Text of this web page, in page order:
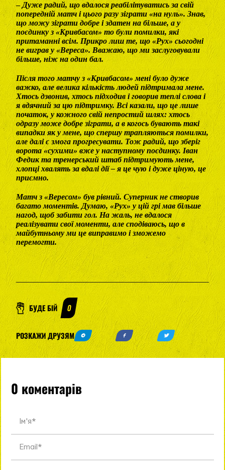
–Дуже радий, що вдалося реабілітуватись за свій
попередній матч і цього разу зіграти «на нуль». Знав,
що можу зіграти добре і здатен на більше, а у
поєдинку з «Кривбасом» то були помилки, які
притаманні всім. Прикро лиш те, що «Рух» сьогодні
не виграв у «Вереса». Вважаю, що ми заслуговували
більше, ніж на один бал.
Після того матчу з «Кривбасом» мені було дуже
важко, але велика кількість людей підтримала мене.
Хтось дзвонив, хтось підходив і говорив теплі слова і
я вдячний за цю підтримку. Всі казали, що це лише
початок, у кожного свій непростий шлях: хтось
одразу може добре зіграти, а в когось бувають такі
випадки як у мене, що спершу трапляються помилки,
але далі є змога прогресувати. Тож радий, що зберіг
ворота «сухими» вже у наступному поєдинку. Іван
Федик та тренерський штаб підтримують мене,
хлопці хвалять за вдалі дії – я це чую і дуже ціную, це
приємно.
Матч з «Вересом» був рівний. Суперник не створив
багато моментів. Думаю, «Рух» у цій грі мав більше
нагод, щоб забити гол. На жаль, не вдалося
реалізувати свої моменти, але сподіваюсь, що в
майбутньому ми це виправимо і зможемо
перемогти.
БУДЕ БІЙ 0
РОЗКАЖИ ДРУЗЯМ
0 коментарів